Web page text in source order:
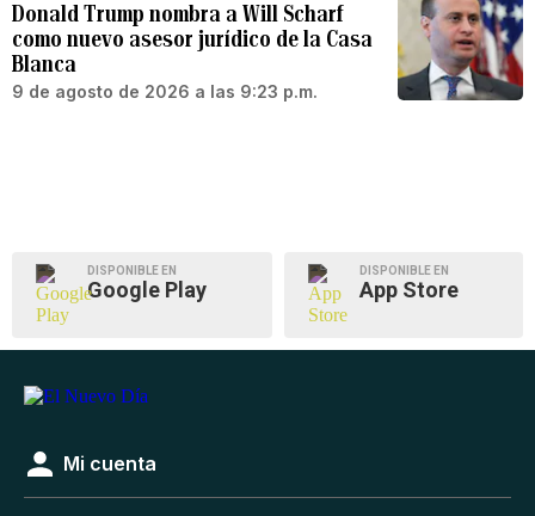
Donald Trump nombra a Will Scharf
como nuevo asesor jurídico de la Casa
Blanca
9 de agosto de 2026 a las 9:23 p.m.
DISPONIBLE EN
Google Play
DISPONIBLE EN
App Store
Mi cuenta